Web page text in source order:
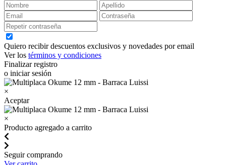
Quiero recibir descuentos exclusivos y novedades por email
Ver los términos y condiciones
Finalizar registro
o iniciar sesión
×
Aceptar
×
Producto agregado a carrito
Seguir comprando